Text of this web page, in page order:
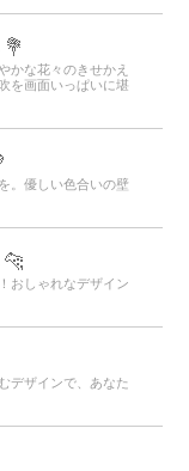
かな花々のきせかえ
を画面いっぱいに堪
。優しい色合いの壁
🐆
おしゃれなデザイン
デザインで、あなた